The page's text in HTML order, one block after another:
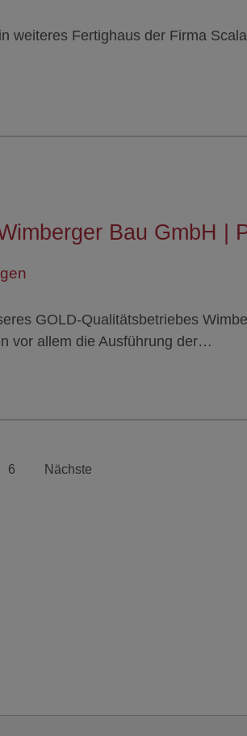
weiteres Fertighaus der Firma
Bau GmbH |
GOLD-Qualitätsbetriebes
vor allem die Ausführung der…
6 Nächste